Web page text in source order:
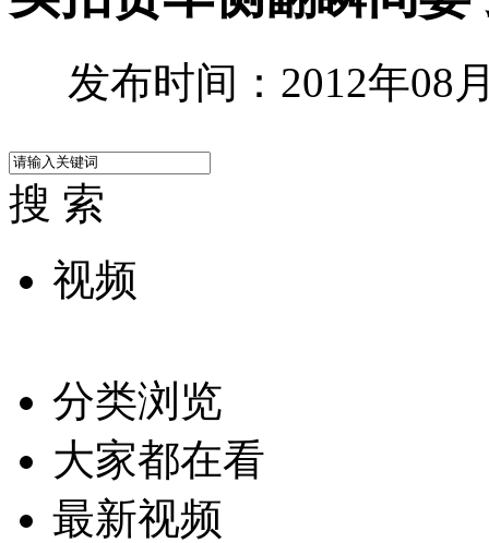
发布时间：2012年08
搜 索
视频
分类浏览
大家都在看
最新视频